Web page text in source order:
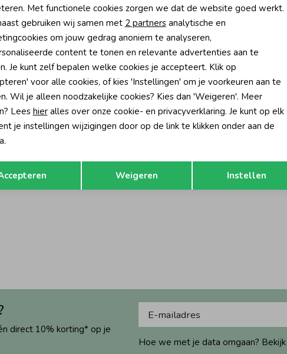
13,97 27,95
direct 10% korting* op je
Hoe we met je data omgaan?
cookies Marketing cookies
Opslaan
Met functionele cookies zorgen we dat de website goed werkt.
gebruiken wij samen met 2 partnersanalytische en
om jouw gedrag anoniem te analyseren,
content te tonen en relevante advertenties aan te
Je kunt zelf bepalen welke cookies je accepteert. Klik op
voor alle cookies, of kies 'Instellingen' om je voorkeuren aan te
Wil je alleen noodzakelijke cookies? Kies dan 'Weigeren'. Meer
Lees hieralles over onze cookie- en privacyverklaring. Je kunt op elk
je instellingen wijzigingen door op de link te klikken onder aan de
Weigeren Instellen